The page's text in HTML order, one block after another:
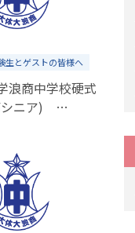
生とゲストの皆様へ
浪商中学校硬式
ニア)